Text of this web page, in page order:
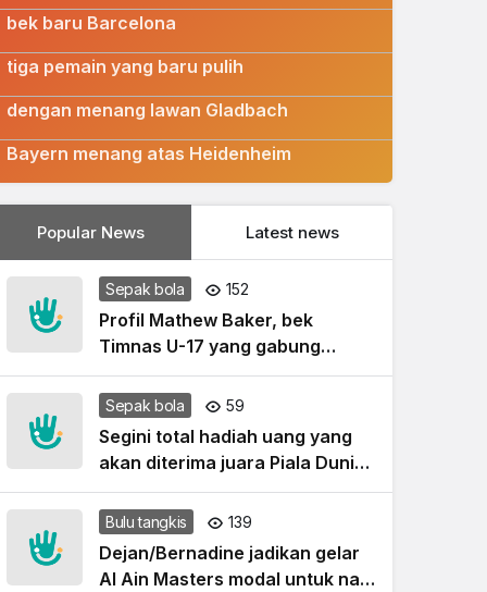
bek baru Barcelona
tiga pemain yang baru pulih
dengan menang lawan Gladbach
Bayern menang atas Heidenheim
Popular News Latest news
Sepak bola 152
Profil Mathew Baker, bek
Timnas U-17 yang gabung
Melbourne City
Sepak bola 59
Segini total hadiah uang yang
akan diterima juara Piala Dunia
2026
Bulu tangkis 139
Dejan/Bernadine jadikan gelar
Al Ain Masters modal untuk naik